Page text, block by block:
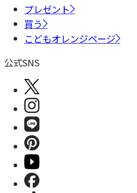
プレゼント
買う
こどもオレンジページ
公式SNS